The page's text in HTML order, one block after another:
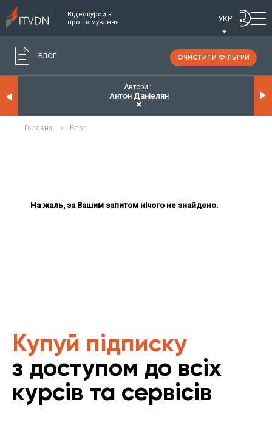
Відеокурси з
програмування
УКР
БЛОГ ОЧИСТИТИ ФІЛЬТРИ
Автори
Антон Даніелян
✖
Головна > Блог
На жаль, за Вашим запитом нічого не знайдено.
Купуй підписку
з доступом до всіх
курсів та сервісів